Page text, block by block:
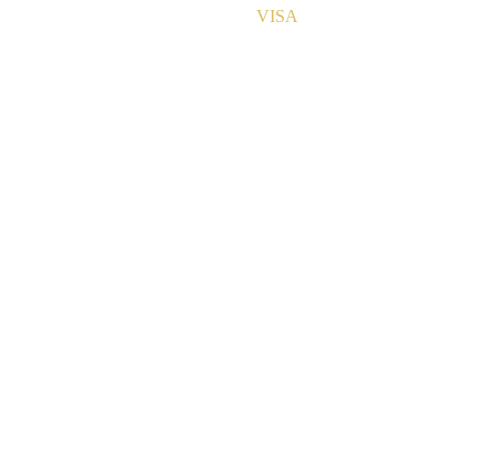
VISA